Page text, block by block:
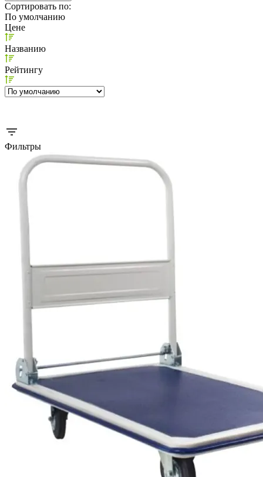
Сортировать по:
По умолчанию
Цене
Названию
Рейтингу
Фильтры